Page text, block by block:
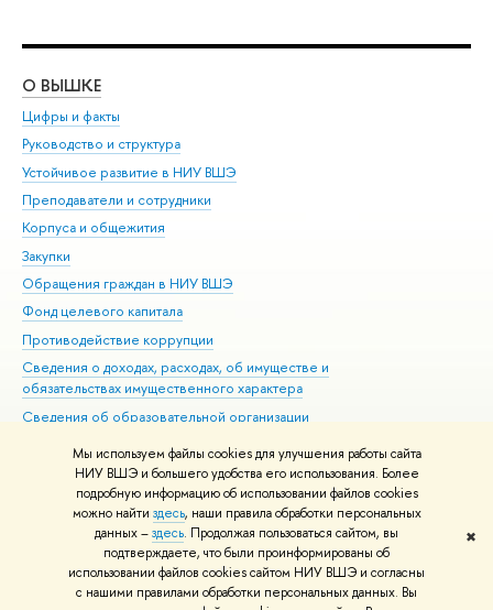
Мы используем файлы cookies для улучшения работы сайта
НИУ ВШЭ и большего удобства его использования. Более
подробную информацию об использовании файлов cookies
можно найти здесь, наши правила обработки персональных
данных –здесь. Продолжая пользоваться сайтом, вы
подтверждаете, что были проинформированы об
использовании файлов cookies сайтом НИУ ВШЭ и согласны
с нашими правилами обработки персональных данных. Вы
✖
О ВЫШКЕ
Цифры и факты
Руководство и структура
Устойчивое развитие в НИУ ВШЭ
Преподаватели и сотрудники
Корпуса и общежития
Закупки
Обращения граждан в НИУ ВШЭ
Фонд целевого капитала
Противодействие коррупции
Сведения о доходах, расходах, об имуществе и
обязательствах имущественного характера
Сведения об образовательной организации
Людям с ограниченными возможностями здоровья
Единая платежная страница
Работа в Вышке
© НИУ ВШЭ 1993–2026 Адреса и контакты Условия использования
материалов Политика конфиденциальности Карта сайта